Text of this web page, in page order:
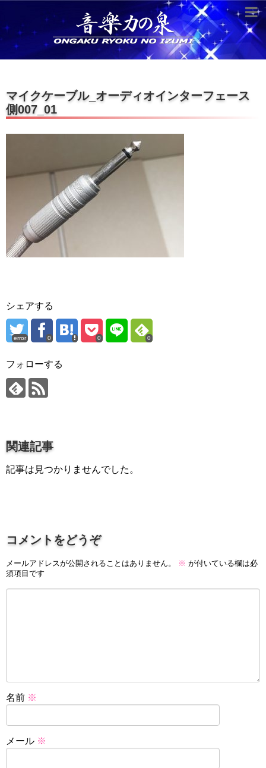
マイクケーブル_オーディオインターフェース
側007_01
シェアする
error 0 0 0
フォローする
関連記事
記事は見つかりませんでした。
コメントをどうぞ
メールアドレスが公開されることはありません。 ※ が付いている欄は必
須項目です
名前 ※
メール ※
超役立つ知識／雑学
knowledge
音のしくみ
世界一わかりやすい音楽理論
名作を分析する
打ち込みテクニックを極める
音楽機材
instruments
音楽で活躍したい
succeed
プロ直伝！作曲家になる方法
音楽を楽しみたい
ギターのサブスクを比較